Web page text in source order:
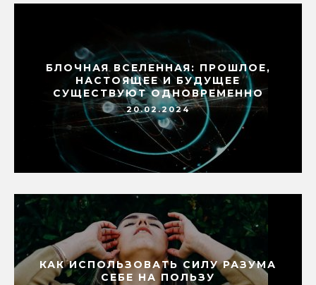
БЛОЧНАЯ ВСЕЛЕННАЯ: ПРОШЛОЕ,
НАСТОЯЩЕЕ И БУДУЩЕЕ
СУЩЕСТВУЮТ ОДНОВРЕМЕННО
20.02.2024
КАК ИСПОЛЬЗОВАТЬ СИЛУ РАЗУМА
СЕБЕ НА ПОЛЬЗУ